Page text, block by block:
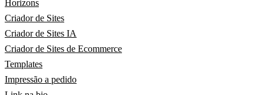
Horizons
Criador de Sites
Criador de Sites IA
Criador de Sites de Ecommerce
Templates
Impressão a pedido